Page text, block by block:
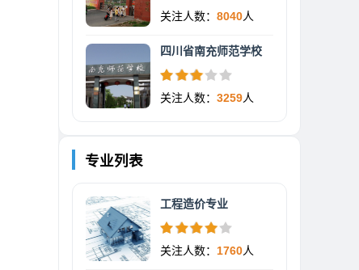
关注人数： 8040人
四川省南充师范学校
关注人数： 3259人
专业列表
工程造价专业
关注人数： 1760人